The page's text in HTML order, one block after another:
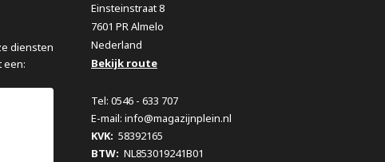
diensten
een:
Einsteinstraat 8
7601 PR Almelo
Nederland
Bekijk route
Tel: 0546 - 633 707
E-mail: info@magazijnplein.nl
KVK: 58392165
BTW: NL853019241B01